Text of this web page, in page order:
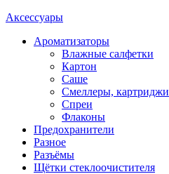
Аксессуары
Ароматизаторы
Влажные салфетки
Картон
Саше
Смеллеры, картриджи
Спреи
Флаконы
Предохранители
Разное
Разъёмы
Щётки стеклоочистителя